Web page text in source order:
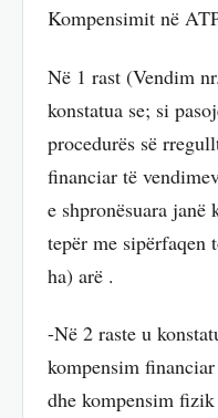
Kompensimit në
Në 1 rast (Vendim
konstatua se; si
procedurës së
financiar të
e shpronësuara
tepër me sipërfaqen
ha) arë .
-Në 2 raste u
kompensim
dhe kompensim